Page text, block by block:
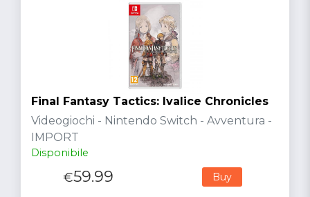
Final Fantasy Tactics: Ivalice Chronicles
Videogiochi - Nintendo Switch - Avventura -
IMPORT
Disponibile
€59.99 Buy